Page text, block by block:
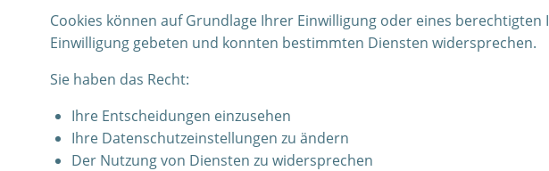
Cookies können auf Grundlage Ihrer Einwilligung oder eines
Einwilligung gebeten und konnten bestimmten Diensten widersprechen.
Sie haben das Recht:
Ihre Entscheidungen einzusehen
Ihre Datenschutzeinstellungen zu ändern
Der Nutzung von Diensten zu widersprechen